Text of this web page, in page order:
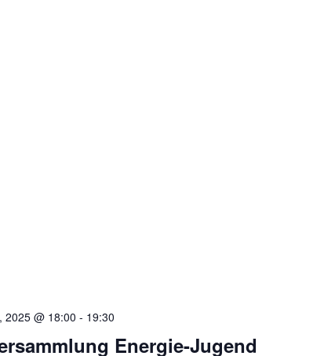
Energie-Jugend
2025 @ 18:00 - 19:30